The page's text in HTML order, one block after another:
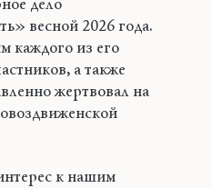
дело
весной 2026 года.
каждого из его
а также
жертвовал на
к нашим